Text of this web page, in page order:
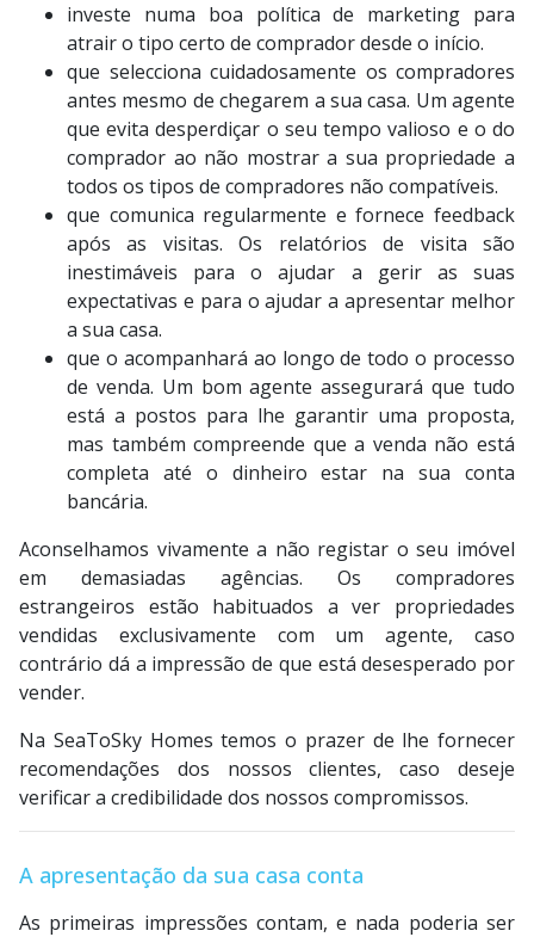
investe numa boa política de marketing para
atrair o tipo certo de comprador desde o início.
que selecciona cuidadosamente os compradores
antes mesmo de chegarem a sua casa. Um agente
que evita desperdiçar o seu tempo valioso e o do
comprador ao não mostrar a sua propriedade a
todos os tipos de compradores não compatíveis.
que comunica regularmente e fornece feedback
após as visitas. Os relatórios de visita são
inestimáveis para o ajudar a gerir as suas
expectativas e para o ajudar a apresentar melhor
a sua casa.
que o acompanhará ao longo de todo o processo
de venda. Um bom agente assegurará que tudo
está a postos para lhe garantir uma proposta,
mas também compreende que a venda não está
completa até o dinheiro estar na sua conta
bancária.
Aconselhamos vivamente a não registar o seu imóvel
em demasiadas agências. Os compradores
estrangeiros estão habituados a ver propriedades
vendidas exclusivamente com um agente, caso
contrário dá a impressão de que está desesperado por
vender.
Na SeaToSky Homes temos o prazer de lhe fornecer
recomendações dos nossos clientes, caso deseje
verificar a credibilidade dos nossos compromissos.
A apresentação da sua casa conta
As primeiras impressões contam, e nada poderia ser